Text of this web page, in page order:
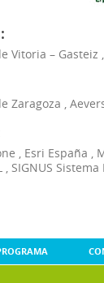
Vitoria – Gasteiz ,
Zaragoza ,
, Esri España ,
, SIGNUS